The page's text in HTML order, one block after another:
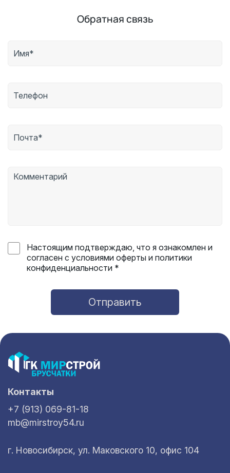
Обратная связь
Настоящим подтверждаю, что я ознакомлен и
согласен с условиями оферты и политики
конфиденциальности *
Отправить
Контакты
+7 (913) 069-81-18
mb@mirstroy54.ru
г. Новосибирск, ул. Маковского 10, офис 104